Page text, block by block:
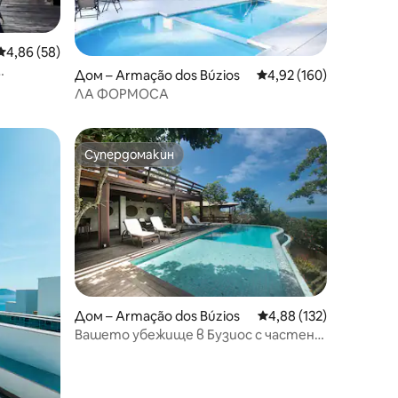
оценка: 4,86 от 5, 58 отзива
4,86 (58)
Дом – Armação dos Búzios Средна оценка: 4,92
4,92 (160)
ЛА ФОРМОСА
Супердомакин
Супердомакин
Дом – Armação dos Búzios Средна оценка: 4,88
4,88 (132)
Вашето убежище в Бузиос с частен